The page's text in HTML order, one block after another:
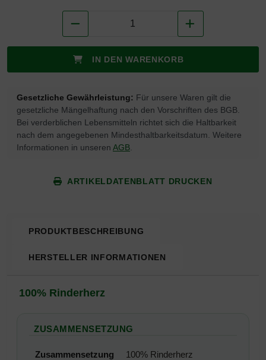
IN DEN WARENKORB
Gesetzliche Gewährleistung: Für unsere Waren gilt die
gesetzliche Mängelhaftung nach den Vorschriften des BGB.
Bei verderblichen Lebensmitteln richtet sich die Haltbarkeit
nach dem angegebenen Mindesthaltbarkeitsdatum. Weitere
Informationen in unseren AGB
ARTIKELDATENBLATT DRUCKEN
PRODUKTBESCHREIBUNG
HERSTELLER INFORMATIONEN
Produktbeschreibung
100% Rinderherz
ZUSAMMENSETZUNG
Zusammensetzung 100% Rinderherz